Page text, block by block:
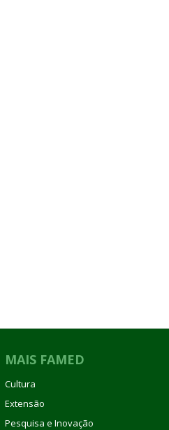
MAIS FAMED
Cultura
Extensão
Pesquisa e Inovação